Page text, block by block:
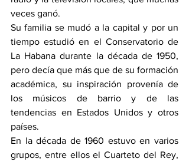
veces ganó.
Su familia se mudó a la capital y por un
tiempo estudió en el Conservatorio de
La Habana durante la década de 1950,
pero decía que más que de su formación
académica, su inspiración provenía de
los músicos de barrio y de las
tendencias en Estados Unidos y otros
países.
En la década de 1960 estuvo en varios
grupos, entre ellos el Cuarteto del Rey,